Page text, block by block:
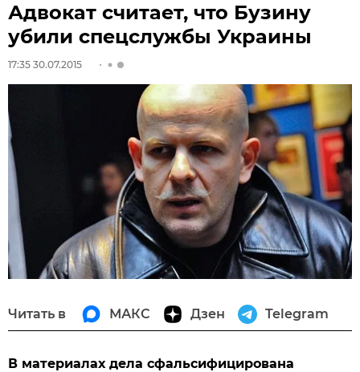
Адвокат считает, что Бузину
убили спецслужбы Украины
17:35 30.07.2015
Читать в МАКС Дзен Telegram
В материалах дела сфальсифицирована